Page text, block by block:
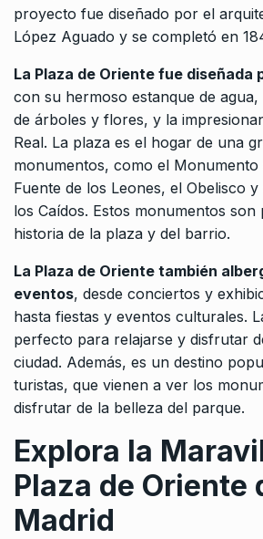
proyecto fue diseñado por el
López Aguado y se completó en
La Plaza de Oriente fue diseñada
con su hermoso estanque de
de árboles y flores, y la
Real. La plaza es el hogar de una
monumentos, como el
Fuente de los Leones, el Obelisco
los Caídos. Estos monumentos
historia de la plaza y del barrio.
La Plaza de Oriente también
eventos, desde conciertos y
hasta fiestas y eventos culturales.
perfecto para relajarse y disfrutar
ciudad. Además, es un destino
turistas, que vienen a ver los
disfrutar de la belleza del parque.
Explora la
Plaza de Oriente
Madrid